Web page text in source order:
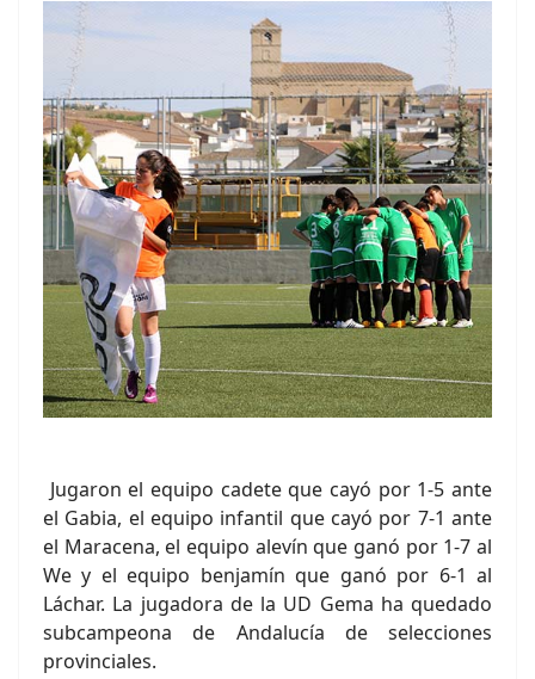
Jugaron el equipo cadete que cayó por 1-5 ante
el Gabia, el equipo infantil que cayó por 7-1 ante
el Maracena, el equipo alevín que ganó por 1-7 al
We y el equipo benjamín que ganó por 6-1 al
Láchar. La jugadora de la UD Gema ha quedado
subcampeona de Andalucía de selecciones
provinciales.